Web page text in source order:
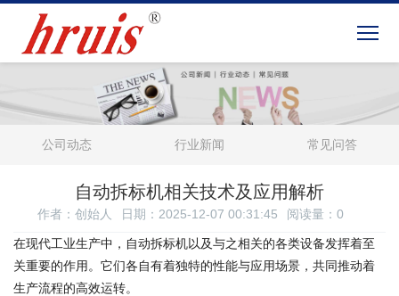
公司动态 行业新闻 常见问答
自动拆标机相关技术及应用解析
作者：创始人 日期：2025-12-07 00:31:45 阅读量： 0
在现代工业生产中，自动拆标机以及与之相关的各类设备发挥着至
关重要的作用。它们各自有着独特的性能与应用场景，共同推动着
生产流程的高效运转。